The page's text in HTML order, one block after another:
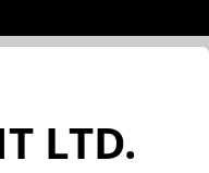
LTD.